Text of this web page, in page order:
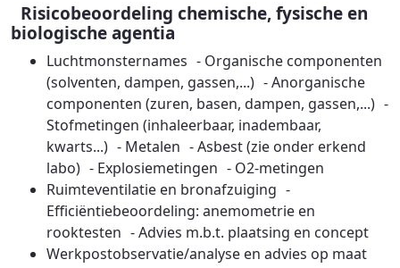
Risicobeoordeling chemische, fysische en
biologische agentia
Luchtmonsternames - Organische componenten
(solventen, dampen, gassen,...) - Anorganische
componenten (zuren, basen, dampen, gassen,...) -
Stofmetingen (inhaleerbaar, inadembaar,
kwarts...) - Metalen - Asbest (zie onder erkend
labo) - Explosiemetingen - O2-metingen
Ruimteventilatie en bronafzuiging -
Efficiëntiebeoordeling: anemometrie en
rooktesten - Advies m.b.t. plaatsing en concept
Werkpostobservatie/analyse en advies op maat